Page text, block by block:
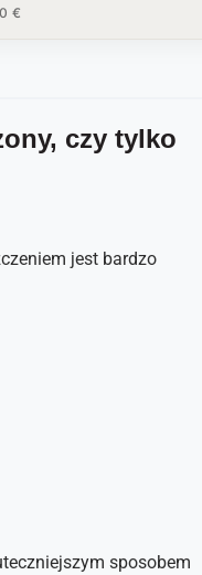
€
czy tylko
jest bardzo
sposobem